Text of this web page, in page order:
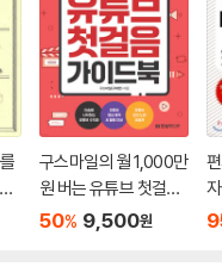
구스마일의 월 1,000만
원 버는 유튜브 첫걸음
가이드북
50% 9,500원